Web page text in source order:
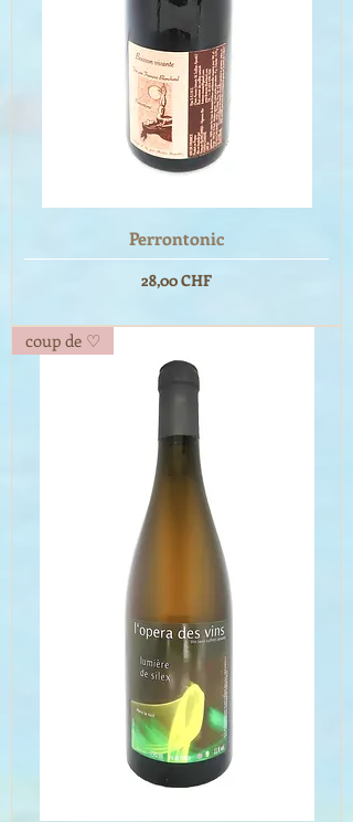
Perrontonic
Prix
28,00 CHF
coup de ♡